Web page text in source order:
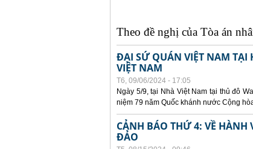
Theo đề nghị của Tòa án
ĐẠI SỨ QUÁN VIỆT NAM TẠI
VIỆT NAM
T6, 09/06/2024 - 17:05
Ngày 5/9, tại Nhà Việt Nam tại thủ đô
niệm 79 năm Quốc khánh nước Cộng
CẢNH BÁO THỨ 4: VỀ
ĐẢO